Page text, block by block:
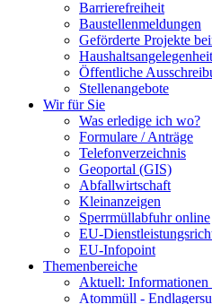
Barrierefreiheit
Baustellenmeldungen
Geförderte Projekte
Öffentliche
Stellenangebote
Wir für Sie
Was erledige ich wo?
Formulare / Anträge
Telefonverzeichnis
Geoportal (GIS)
Abfallwirtschaft
Kleinanzeigen
Sperrmüllabfuhr online
EU-
EU-Infopoint
Themenbereiche
Aktuell: Informationen
Atommüll -